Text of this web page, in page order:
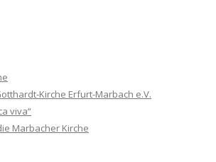
Kirche Erfurt-Marbach e.V.
viva“
Marbacher Kirche